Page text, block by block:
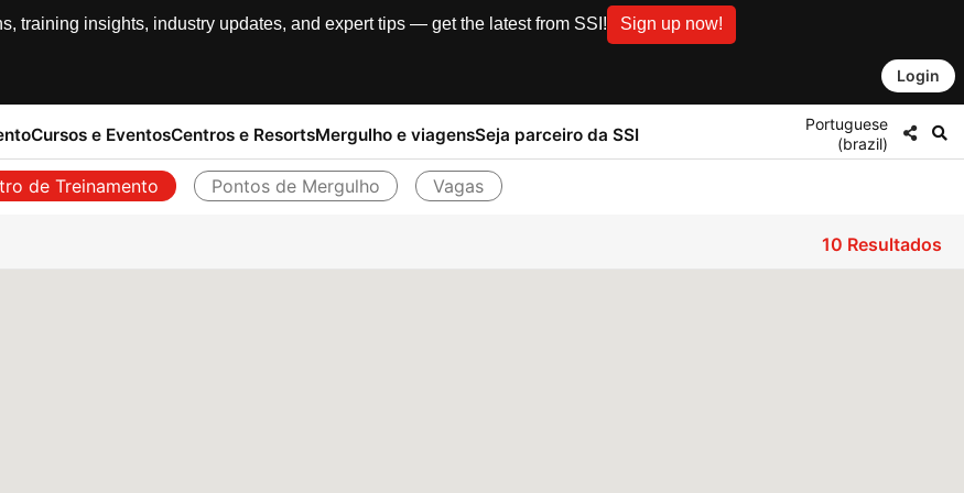
training insights, industry updates, and expert tips — get the latest from SSI! Sign up now!
Login
Cursos e EventosCentros e ResortsMergulho e viagensSeja parceiro da SSI
Portuguese
(brazil)
de Treinamento Pontos de Mergulho Vagas
10 Resultados